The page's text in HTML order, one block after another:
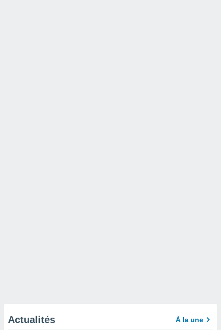
Actualités À la une